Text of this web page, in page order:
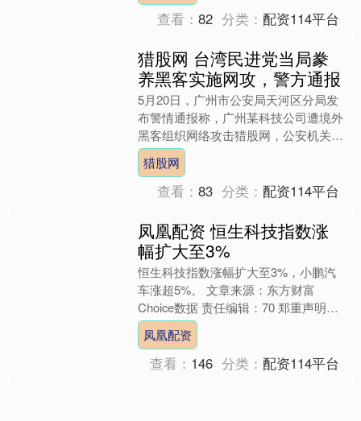
查看：82 分类：配资114平台
猎股网 台湾民进党当局豢
养黑客实施网攻，警方通报
5月20日，广州市公安局天河区分局发
布警情通报称，广州某科技公司遭境外
黑客组织网络攻击猎股网，公安机关立
即开展调查，提取相关攻击程序样本，
全面固定相关涉案证据猎....
猎股网
查看：83 分类：配资114平台
凤凰配资 恒生科技指数涨
幅扩大至3%
恒生科技指数涨幅扩大至3%，小鹏汽
车涨超5%。 文章来源：东方财富
Choice数据 责任编辑：70 郑重声明：
东方财富发布此内容旨在传播更多信
息，与本站立场无关....
凤凰配资
查看： 146 分类：配资114平台